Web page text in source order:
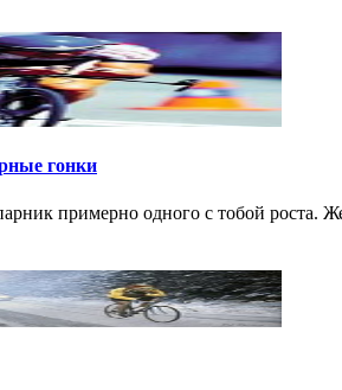
гонки
примерно одного с тобой роста.